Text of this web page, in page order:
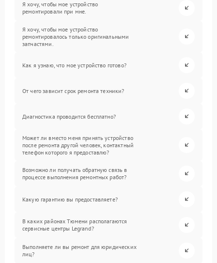
Я хочу, чтобы мое устройство
ремонтировали при мне.
Я хочу, чтобы мое устройство
ремонтировалось только оригинальными
запчастями.
Как я узнаю, что мое устройство готово?
От чего зависит срок ремонта техники?
Диагностика проводится бесплатно?
Может ли вместо меня принять устройство
после ремонта другой человек, контактный
телефон которого я предоставлю?
Возможно ли получать обратную связь в
процессе выполнения ремонтных работ?
Какую гарантию вы предоставляете?
В каких районах Тюмени располагаются
сервисные центры Legrand?
Выполняете ли вы ремонт для юридических
лиц?